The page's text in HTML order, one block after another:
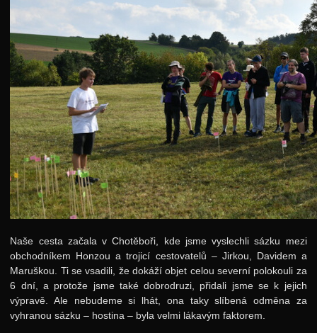
Naše cesta začala v Chotěboři, kde jsme vyslechli sázku mezi
obchodníkem Honzou a trojicí cestovatelů – Jirkou, Davidem a
Maruškou. Ti se vsadili, že dokáží objet celou severní polokouli za
6 dní, a protože jsme také dobrodruzi, přidali jsme se k jejich
výpravě. Ale nebudeme si lhát, ona taky slíbená odměna za
vyhranou sázku – hostina – byla velmi lákavým faktorem.
Podzimní 2023
Jarní 2023
Podzimní 2022
Jarní 2022
Podzimní 2021
Úvod
Adresář
Karolínka
Šifrovačka
MHD
Videa
Fotky
Jarní 2021